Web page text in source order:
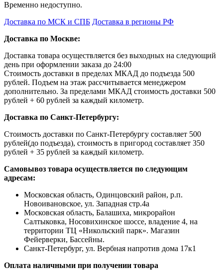
Временно недоступно.
Доставка по МСК и СПБ Доставка в регионы РФ
Доставка по Москве:
Доставка товара осуществляется без выходных на следующий
день при оформлении заказа до 24:00
Стоимость доставки в пределах МКАД до подъезда 500
рублей. Подъем на этаж рассчитывается менеджером
дополнительно. За пределами МКАД стоимость доставки 500
рублей + 60 рублей за каждый километр.
Доставка по Санкт-Петербургу:
Стоимость доставки по Санкт-Петербургу составляет 500
рублей(до подъезда), стоимость в пригород составляет 350
рублей + 35 рублей за каждый километр.
Самовывоз товара осуществляется по следующим
адресам:
Московская область, Одинцовский район, р.п.
Новоивановское, ул. Западная стр.4a
Московская область, Балашиха, микрорайон
Салтыковка, Носовихинское шоссе, владение 4, на
территории ТЦ «Никольский парк». Магазин
Фейерверки, Бассейны.
Санкт-Петербург, ул. Вербная напротив дома 17к1
Оплата наличными при получении товара